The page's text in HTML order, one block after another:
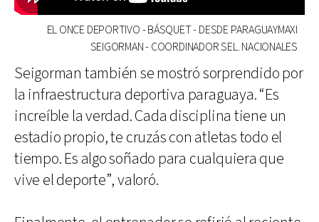
EL ONCE DEPORTIVO - BÁSQUET - DESDE PARAGUAYMAXI
SEIGORMAN - COORDINADOR SEL. NACIONALES
Seigorman también se mostró sorprendido por
la infraestructura deportiva paraguaya. “Es
increíble la verdad. Cada disciplina tiene un
estadio propio, te cruzás con atletas todo el
tiempo. Es algo soñado para cualquiera que
vive el deporte”, valoró.